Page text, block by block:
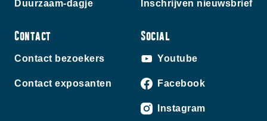
Duurzaam-dagje Inschrijven nieuwsbrief
Contact
Contact bezoekers
Contact exposanten
Social
Youtube
Facebook
Instagram